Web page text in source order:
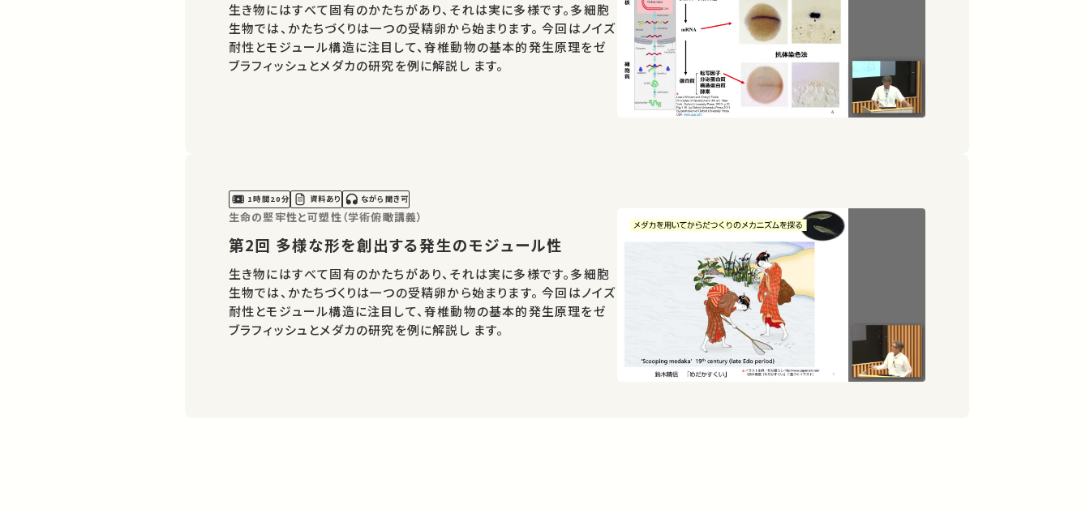
生き物にはすべて固有のかたちがあり、それは実に多様です。多細胞
生物では、かたちづくりは一つの受精卵から始まります。 今回はノイズ
耐性とモジュール構造に注目して、脊椎動物の基本的発生原理をゼ
ブラフィッシュとメダカの研究を例に解説し ます。
1時間20分 資料あり ながら聞き可
生命の堅牢性と可塑性（学術俯瞰講義）
第2回 多様な形を創出する発生のモジュール性
生き物にはすべて固有のかたちがあり、それは実に多様です。多細胞
生物では、かたちづくりは一つの受精卵から始まります。 今回はノイズ
耐性とモジュール構造に注目して、脊椎動物の基本的発生原理をゼ
ブラフィッシュとメダカの研究を例に解説し ます。